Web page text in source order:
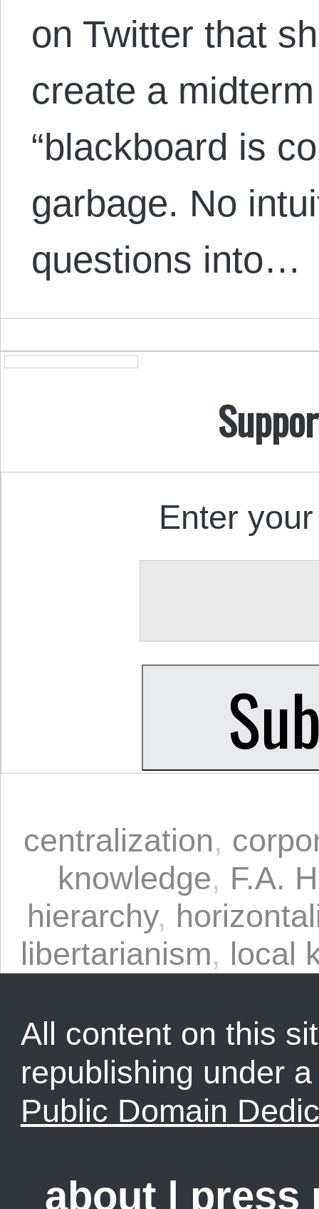
on Twitter that
create a
“blackboard is
garbage. No
questions into…
Enter
centralization,
knowledge, F.A.
hierarchy,
libertarianism, local
All content on this
republishing under
Public Domain
about | press